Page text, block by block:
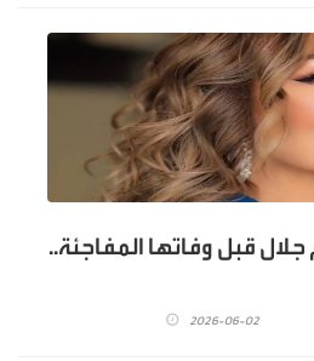
قبل وفاتها المفاجئة..
2026-06-02